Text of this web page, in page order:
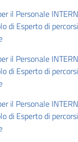
il Personale
di Esperto di
il Personale
di Esperto di
il Personale
di Esperto di